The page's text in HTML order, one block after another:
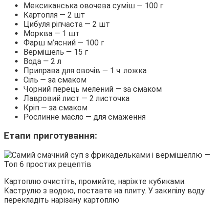
Мексиканська овочева суміш — 100 г
Картопля — 2 шт
Цибуля ріпчаста — 2 шт
Морква — 1 шт
Фарш м’ясний — 100 г
Вермішель — 15 г
Вода — 2 л
Приправа для овочів — 1 ч. ложка
Сіль — за смаком
Чорний перець мелений — за смаком
Лавровий лист — 2 листочка
Кріп — за смаком
Рослинне масло — для смаження
Етапи приготування:
Картоплю очистіть, промийте, наріжте кубиками.
Каструлю з водою, поставте на плиту. У закипілу воду
перекладіть нарізану картоплю